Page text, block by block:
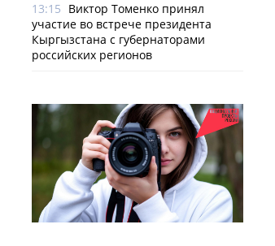
13:15 Виктор Томенко принял
участие во встрече президента
Кыргызстана с губернаторами
российских регионов